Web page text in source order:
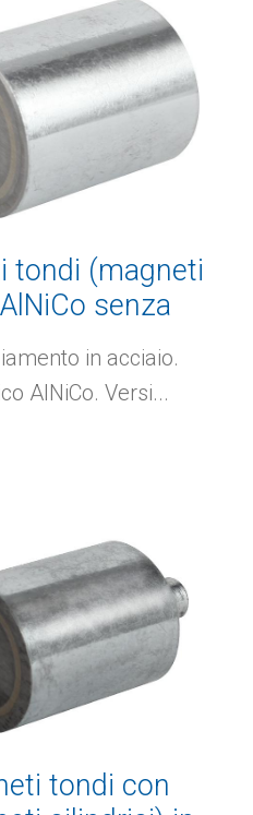
tondi (magneti
senza
in acciaio.
AlNiCo. Versi...
tondi con